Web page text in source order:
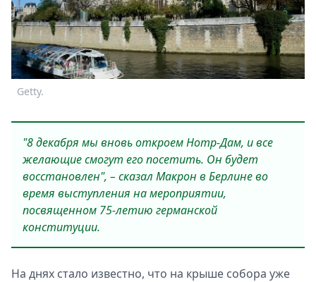
Спецпроекты
Звезды
Выборы
2026
Скачай
Getty.
"8 декабря мы вновь откроем Нотр-Дам, и все
желающие смогут его посетить. Он будет
восстановлен", – сказал Макрон в Берлине во
время выступления на мероприятии,
посвященном 75-летию германской
конституции.
На днях стало известно, что на крыше собора уже